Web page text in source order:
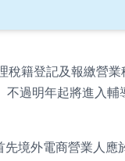
籍登記及報繳營
不過明年起將進入
境外電商營業人